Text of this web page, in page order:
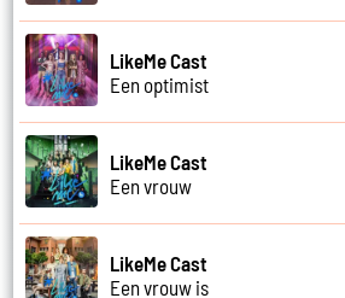
LikeMe Cast
Een optimist
LikeMe Cast
Een vrouw
LikeMe Cast
Een vrouw is